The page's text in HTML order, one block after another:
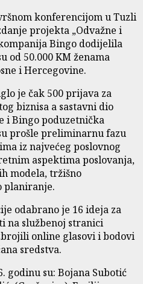
konferencijom u Tuzli
projekta „Odvažne i
Bingo dodijelila
od 50.000 KM ženama
i Hercegovine.
je čak 500 prijava za
biznisa a sastavni dio
i Bingo poduzetnička
prošle preliminarnu fazu
iz najvećeg poslovnog
aspektima poslovanja,
modela, tržišno
planiranje.
odabrano je 16 ideja za
na službenoj stranici
online glasovi i bodovi
sredstva.
godinu su: Bojana Subotić